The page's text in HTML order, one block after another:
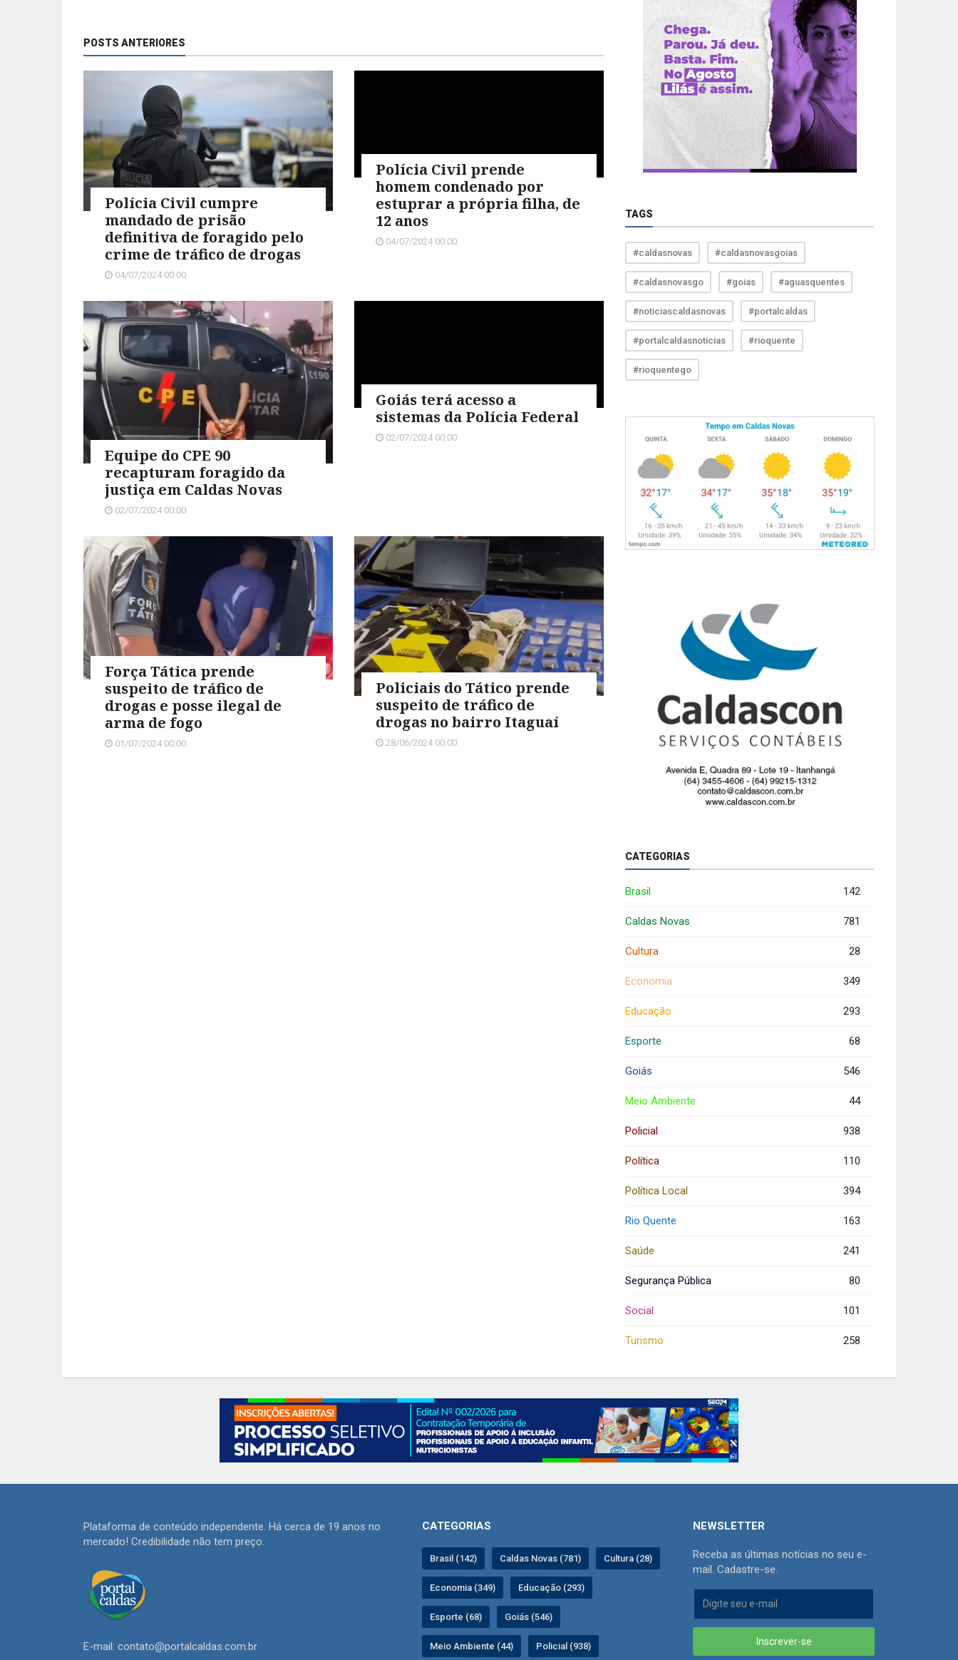
POSTS ANTERIORES
Polícia Civil cumpre
mandado de prisão
definitiva de foragido pelo
crime de tráfico de drogas
04/07/2024 00:00
Polícia Civil prende
homem condenado por
estuprar a própria filha, de
12 anos
04/07/2024 00:00
Equipe do CPE 90
recapturam foragido da
justiça em Caldas Novas
02/07/2024 00:00
Goiás terá acesso a
sistemas da Polícia Federal
02/07/2024 00:00
Força Tática prende
suspeito de tráfico de
drogas e posse ilegal de
arma de fogo
01/07/2024 00:00
Policiais do Tático prende
suspeito de tráfico de
drogas no bairro Itaguaí
28/06/2024 00:00
TAGS
#caldasnovas #caldasnovasgoias
#caldasnovasgo #goias #aguasquentes
#noticiascaldasnovas #portalcaldas
#portalcaldasnoticias #rioquente
#rioquentego
CATEGORIAS
Brasil 142
Caldas Novas 781
Cultura 28
Economia 349
Educação 293
Esporte 68
Goiás 546
Meio Ambiente 44
Policial 938
Política 110
Política Local 394
Rio Quente 163
Saúde 241
Segurança Pública 80
Social 101
Turismo 258
Plataforma de conteúdo independente. Há cerca de 19 anos no
mercado! Credibilidade não tem preço.
E-mail: contato@portalcaldas.com.br
CATEGORIAS
Brasil (142) Caldas Novas (781) Cultura (28)
Economia (349) Educação (293)
Esporte (68) Goiás (546)
Meio Ambiente (44) Policial (938)
NEWSLETTER
Receba as últimas notícias no seu e-
mail. Cadastre-se.
Inscrever-se